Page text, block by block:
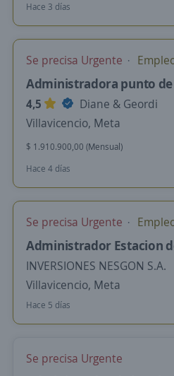
Hace 3 días
Se precisa Urgente
Administradora punto
4,5
Diane & Geordi
Villavicencio, Meta
$ 1.910.900,00 (Mensual)
Hace 4 días
Se precisa Urgente
Administrador Estacion
INVERSIONES NESGON S.A.
Villavicencio, Meta
Hace 5 días
Se precisa Urgente